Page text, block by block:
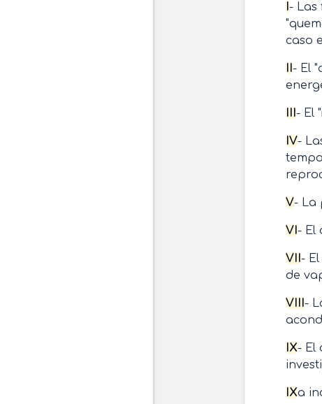
I- Las
caso
II- El
III- El
IV-
V- La
VI- El
VII-
de
VIII-
IX- El
IXa